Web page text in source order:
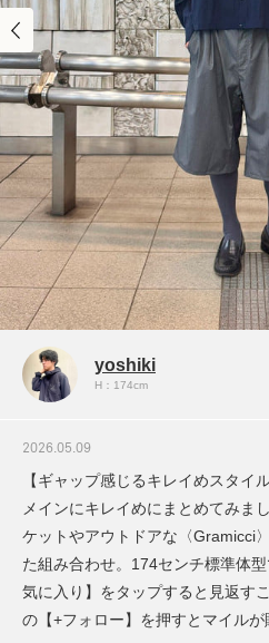
yoshiki
H：174cm
2026.05.09
【ギャップ感じるキレイめスタイ
メインにキレイめにまとめてみま
ケットやアウトドアな〈Gramicci
た組み合わせ。174センチ標準体
気に入り】をタップすると見返す
の【+フォロー】を押すとマイルが